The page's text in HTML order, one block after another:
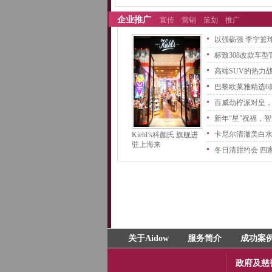
企业推广 宣传 营销 策划 推广
Kiehl’s科颜氏 旗舰进
驻上海来
以强砺强 李宁篮
标致308改款车型
高端SUV的热力
巴黎欧莱雅精选6
百威劲柠派对皇
新年“星”祝福，
卡尼尔清澈美白
冬日清甜约会 四
关于Aidow 服务简介 成功案
政府及慈